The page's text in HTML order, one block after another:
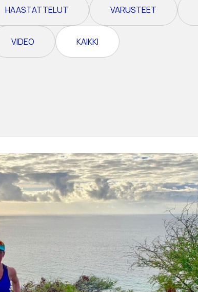
HAASTATTELUT VARUSTEET
VIDEO KAIKKI